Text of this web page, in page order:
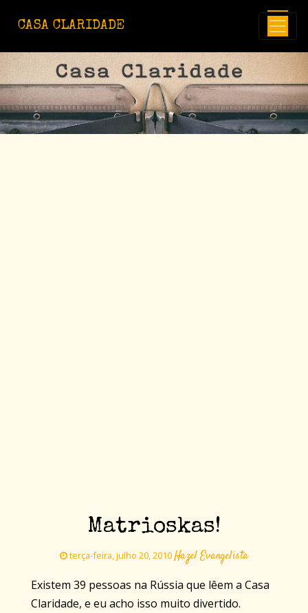
CASA CLARIDADE
Matrioskas!
terça-feira, julho 20, 2010Hazel Evangelista
Existem 39 pessoas na Rússia que lêem a Casa
Claridade, e eu acho isso muito divertido.